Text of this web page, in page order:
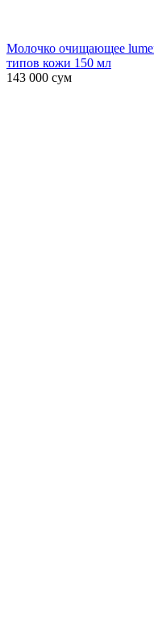
Молочко очищающее
типов кожи 150 мл
143 000 сум